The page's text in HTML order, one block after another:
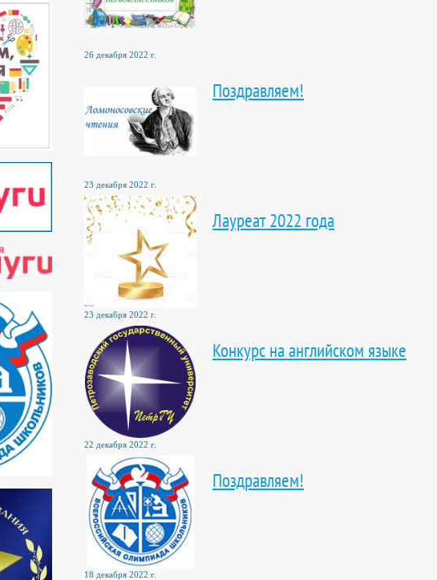
26 декабря 2022 г.
Поздравляем!
23 декабря 2022 г.
Лауреат 2022 года
23 декабря 2022 г.
Конкурс на английском языке
22 декабря 2022 г.
Поздравляем!
18 декабря 2022 г.